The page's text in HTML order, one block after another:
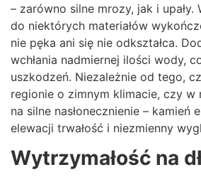
– zarówno silne mrozy, jak i
do niektórych materiałów
nie pęka ani się nie odkształca.
wchłania nadmiernej ilości wody,
uszkodzeń. Niezależnie od tego,
regionie o zimnym klimacie, czy w
na silne nasłonecznienie – kamień
elewacji trwałość i niezmienny
Wytrzymałość na